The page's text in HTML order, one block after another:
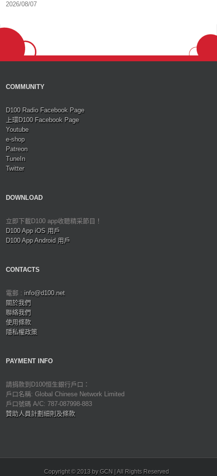
2026/08/07
COMMUNITY
D100 Radio Facebook Page
上環D100 Facebook Page
Youtube
e-shop
Patreon
TuneIn
Twitter
DOWNLOAD
立即下載D100 app收聽精采節目！
D100 App iOS 用戶
D100 App Android 用戶
CONTACTS
電郵 : info@d100.net
關於我們
聯絡我們
使用條款
隱私權政策
PAYMENT INFO
請捐款到D100恒生銀行戶口：
戶口名稱: Global Chinese Network Limited
戶口號碼 A/C: 787-087998-883
贊助人員計劃細則及條款
Copyright © 2013 by GCN | All Rights Reserved